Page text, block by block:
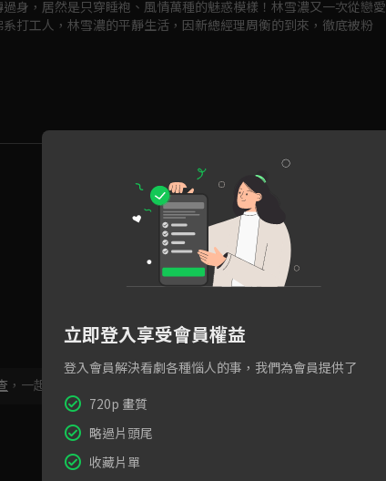
Video
身，居然是只穿睡袍、風情萬種的魅惑模樣！林雪濃又一次從戀愛
打工人，林雪濃的平靜生活，因新總經理周衡的到來，徹底被粉
，一起共創新版留言功能！
立即登入享受會員權益
登入會員解決看劇各種惱人的事，我們為會員提供了
720p 畫質
略過片頭尾
收藏片單